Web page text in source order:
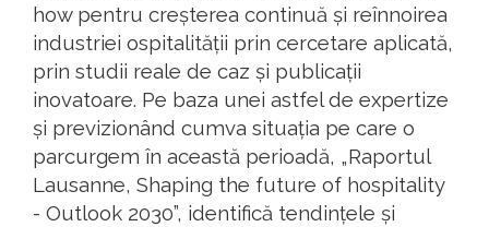
how pentru creșterea continuă și reînnoirea
industriei ospitalității prin cercetare aplicată,
prin studii reale de caz și publicații
inovatoare. Pe baza unei astfel de expertize
și previzionând cumva situația pe care o
parcurgem în această perioadă, „Raportul
Lausanne, Shaping the future of hospitality
- Outlook 2030”, identifică tendințele și